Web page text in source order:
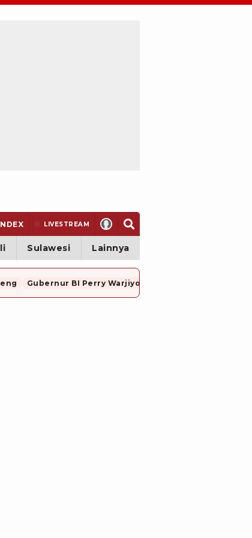
LIVESTREAM
Sulawesi Lainnya
Gubernur BI Perry Warjiyo Mundur